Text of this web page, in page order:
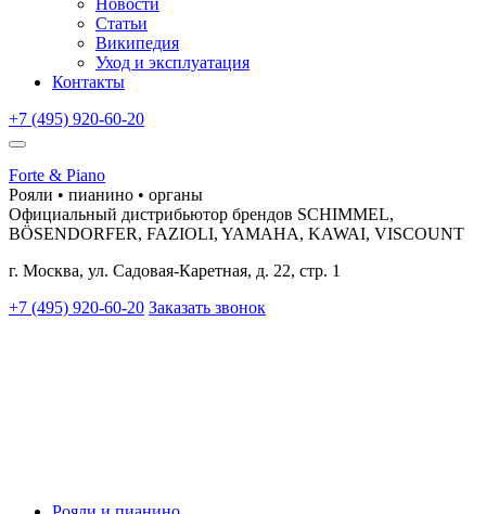
Новости
Статьи
Википедия
Уход и эксплуатация
Контакты
+7 (495) 920-60-20
Forte & Piano
Рояли • пианино • органы
Официальный дистрибьютор брендов SCHIMMEL,
BÖSENDORFER, FAZIOLI, YAMAHA, KAWAI, VISCOUNT
г. Москва, ул. Садовая-Каретная, д. 22, стр. 1
+7 (495) 920-60-20 Заказать звонок